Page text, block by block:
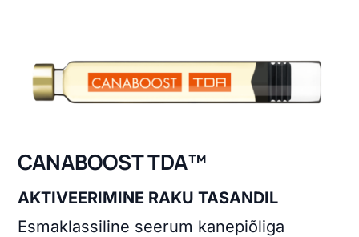
CANABOOST TDA™
AKTIVEERIMINE RAKU TASANDIL
Esmaklassiline seerum kanepiõliga